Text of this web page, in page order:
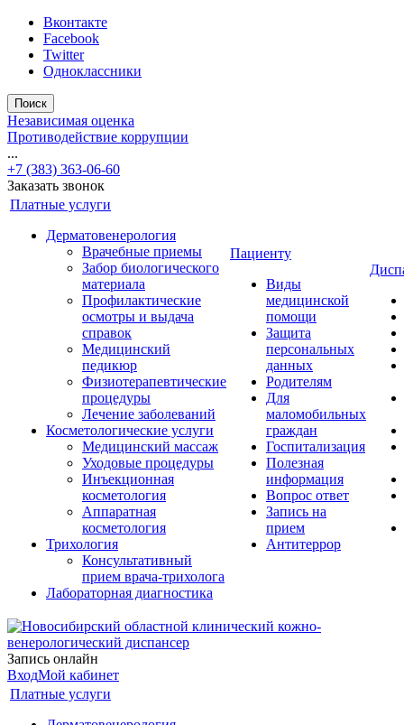
Вконтакте
Facebook
Twitter
Одноклассники
Поиск
Независимая оценка
Противодействие коррупции
...
+7 (383) 363-06-60
Заказать звонок
Платные услуги
Дерматовенерология
Врачебные приемы
Забор биологического
материала
Профилактические
осмотры и выдача
справок
Медицинский
педикюр
Физиотерапевтические
процедуры
Лечение заболеваний
Косметологические услуги
Медицинский массаж
Уходовые процедуры
Инъекционная
косметология
Аппаратная
косметология
Трихология
Консультативный
прием врача-трихолога
Лабораторная диагностика
Пациенту
Виды
медицинской
помощи
Защита
персональных
данных
Родителям
Для
маломобильных
граждан
Госпитализация
Полезная
информация
Вопрос ответ
Запись на
прием
Антитеррор
Запись онлайн
ВходМой кабинет
Платные услуги